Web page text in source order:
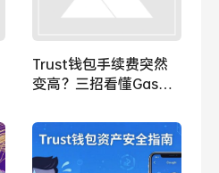
Trust钱包手续费突然
变高？三招看懂Gas费